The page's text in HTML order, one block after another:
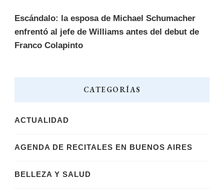
Escándalo: la esposa de Michael Schumacher
enfrentó al jefe de Williams antes del debut de
Franco Colapinto
CATEGORÍAS
ACTUALIDAD
AGENDA DE RECITALES EN BUENOS AIRES
BELLEZA Y SALUD